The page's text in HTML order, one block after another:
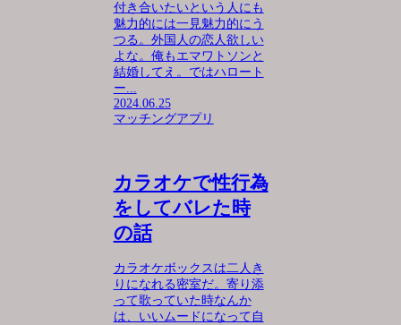
付き合いたいという人にも
魅力的には一見魅力的にう
つる。外国人の恋人欲しい
よな。俺もエマワトソンと
結婚してえ。ではハロート
ー...
2024.06.25
マッチングアプリ
カラオケで性行為
をしてバレた時
の話
カラオケボックスは二人き
りになれる密室だ。寄り添
って歌っていた時なんか
は、いいムードになって自